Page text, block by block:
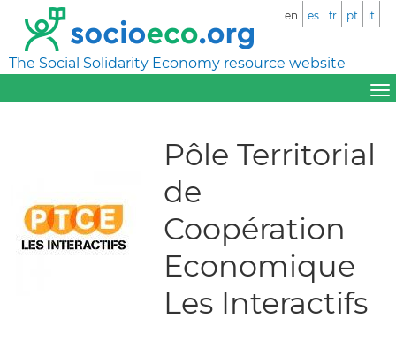
The Social Solidarity Economy resource website
en es fr pt it
Pôle Territorial
de
Coopération
Economique
Les Interactifs